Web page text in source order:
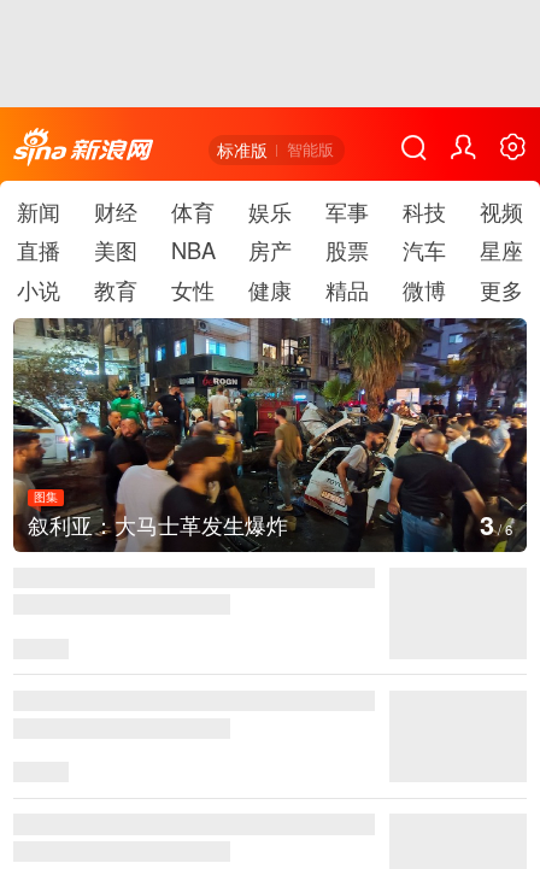
标准版 智能版
新闻 财经 体育 娱乐 军事 科技
视频
直播
美图 NBA 房产 股票 汽车
星座
小说
教育 女性 健康 精品 微博 更多
图集
叙利亚：大马士革发生爆炸 3/6